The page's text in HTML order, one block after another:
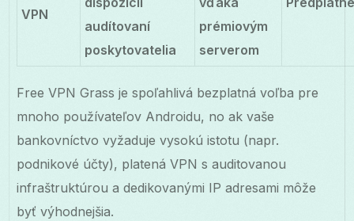
VPN
audítovaní
poskytovatelia
prémiovým
serverom
Free VPN Grass je spoľahlivá bezplatná voľba pre
mnoho používateľov Androidu, no ak vaše
bankovníctvo vyžaduje vysokú istotu (napr.
podnikové účty), platená VPN s auditovanou
infraštruktúrou a dedikovanými IP adresami môže
byť výhodnejšia.